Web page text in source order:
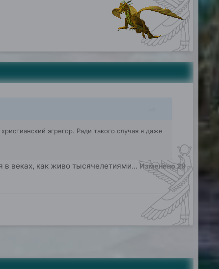
эгрегор. Ради такого случая я даже
в веках, как живо тысячелетиями...Изменено29